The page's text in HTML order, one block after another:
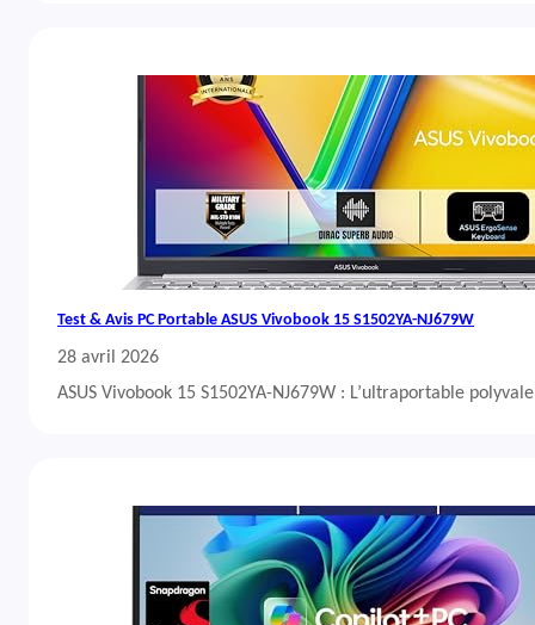
Test & Avis PC Portable ASUS Vivobook 15 S1502YA-NJ679W
28 avril 2026
ASUS Vivobook 15 S1502YA-NJ679W : L’ultraportable